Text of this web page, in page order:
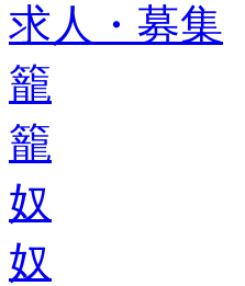
求人・募集
籠
籠
奴
奴